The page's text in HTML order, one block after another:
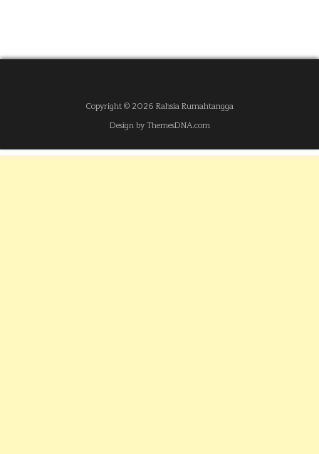
Copyright © 2026 Rahsia Rumahtangga
Design by ThemesDNA.com